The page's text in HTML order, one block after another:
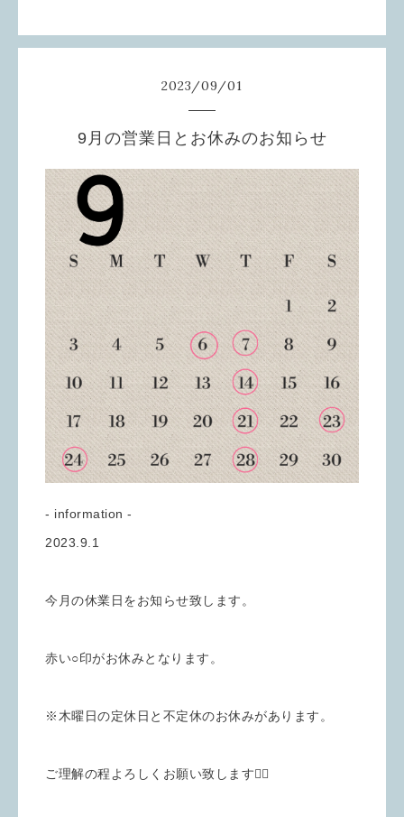
2023/09/01
9月の営業日とお休みのお知らせ
- information -
2023.9.1
今月の休業日をお知らせ致します。
赤い○印がお休みとなります。
※木曜日の定休日と不定休のお休みがあります。
ご理解の程よろしくお願い致します🙇‍♀️